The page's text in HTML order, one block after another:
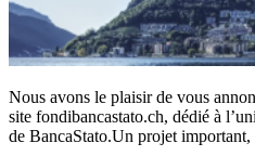
Nous avons le plaisir de vous
site fondibancastato.ch, dédié à
de BancaStato.Un projet important,